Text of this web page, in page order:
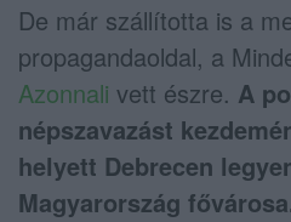
De már szállította is a
propagandaoldal, a
Azonnali vett észre. A
népszavazást
helyett Debrecen
Magyarország